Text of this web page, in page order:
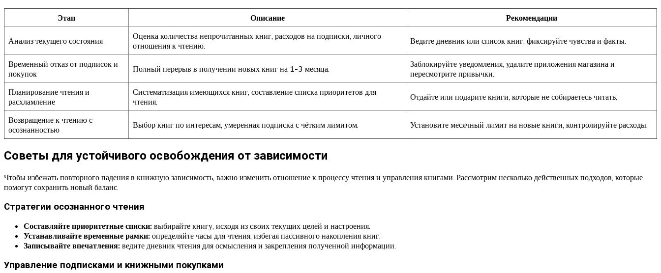
Этап Описание Рекомендации
Анализ текущего состояния
Оценка количества непрочитанных книг, расходов на подписки, личного
отношения к чтению.
Ведите дневник или список книг, фиксируйте чувства и факты.
Временный отказ от подписок и
покупок
Полный перерыв в получении новых книг на 1-3 месяца.
Заблокируйте уведомления, удалите приложения магазина и
пересмотрите привычки.
Планирование чтения и
расхламление
Систематизация имеющихся книг, составление списка приоритетов для
чтения.
Отдайте или подарите книги, которые не собираетесь читать.
Возвращение к чтению с
осознанностью
Выбор книг по интересам, умеренная подписка с чётким лимитом. Установите месячный лимит на новые книги, контролируйте расходы.
Советы для устойчивого освобождения от зависимости
Чтобы избежать повторного падения в книжную зависимость, важно изменить отношение к процессу чтения и управления книгами. Рассмотрим несколько действенных подходов, которые
помогут сохранить новый баланс.
Стратегии осознанного чтения
Составляйте приоритетные списки: выбирайте книгу, исходя из своих текущих целей и настроения.
Устанавливайте временные рамки: определяйте часы для чтения, избегая пассивного накопления книг.
Записывайте впечатления: ведите дневник чтения для осмысления и закрепления полученной информации.
Управление подписками и книжными покупками